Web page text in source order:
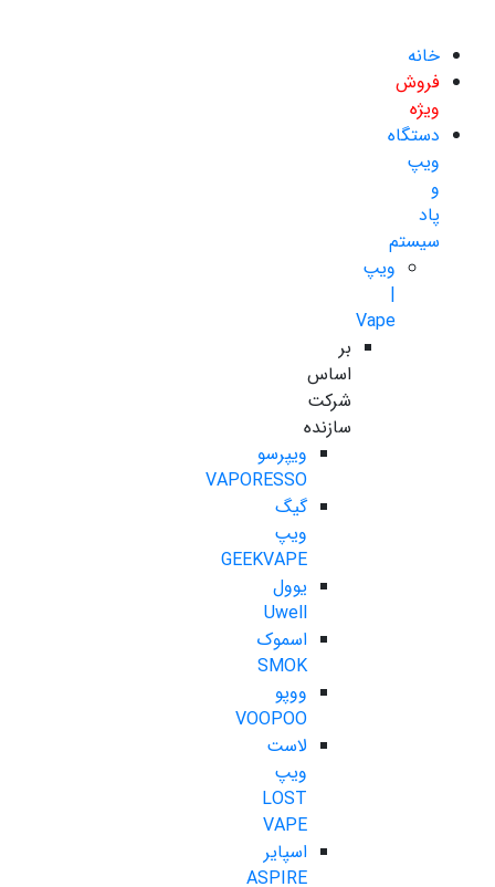
خانه
فروش
ویژه
دستگاه
ویپ
و
پاد
سیستم
ویپ
|
Vape
بر
اساس
شرکت
سازنده
ویپرسو
VAPORESSO
گیگ
ویپ
GEEKVAPE
یوول
Uwell
اسموک
SMOK
ووپو
VOOPOO
لاست
ویپ
LOST
VAPE
اسپایر
ASPIRE